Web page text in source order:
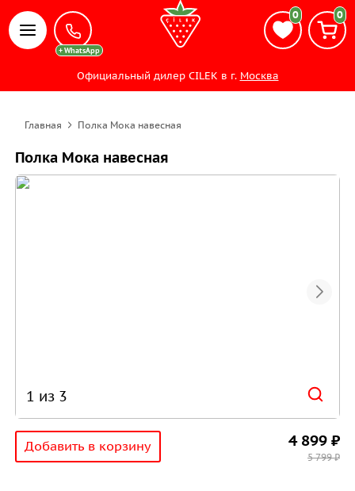
0 0
Официальный дилер CILEK в г. Москва
Главная Полка Мока навесная
Полка Мока навесная
1 из 3
Добавить в корзину 4 899 ₽
5 799 ₽